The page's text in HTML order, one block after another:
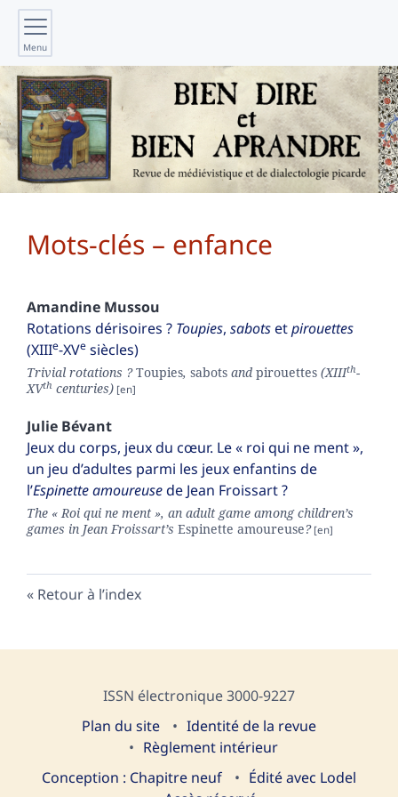
Menu
Mots-clés – enfance
Amandine Mussou
Rotations dérisoires ? Toupies, sabots etpirouettes
(XIIIe-XVe siècles)
Trivial rotations ?Toupies, sabots and pirouettes (XIIIth-
XVth centuries)
Julie Bévant
Jeux du corps, jeux du cœur. Le « roi qui ne ment »,
un jeu d’adultes parmi les jeux enfantins de
l’Espinette amoureusede Jean Froissart ?
The « Roi qui ne ment », an adult game among children’s
games in Jean Froissart’s Espinette amoureuse?
Retour à l’index
ISSN électronique 3000-9227
Plan du site
Identité de la revue
Règlement intérieur
Conception : Chapitre neuf
Édité avec Lodel